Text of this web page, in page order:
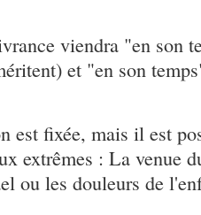
viendra "en son
et "en son
est fixée, mais il est
extrêmes : La venue
ou les douleurs de